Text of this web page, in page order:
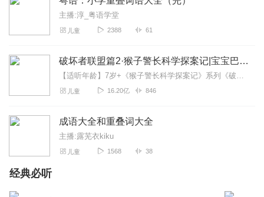
主播:淳_粤语学堂
儿童 2388 61
破坏者联盟篇2·猴子警长科学探案记|宝宝巴士故事
【适听年龄】7岁+《猴子警长科学探案记》系列《破坏者联盟篇1·猴子警长科学探案记》>>>《破坏者联盟篇2·猴子警长科学探案记》>>>《破坏者联盟篇3·猴子警长科...
儿童 16.20亿 846
成语大全和重叠词大全
主播:露芜衣kiku
儿童 1568 38
经典必听